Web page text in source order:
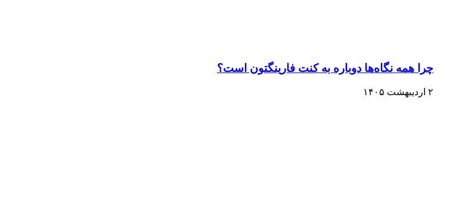
چرا همه نگاه‌ها دوباره به کنت فارینگتون است؟
۲ اردیبهشت ۱۴۰۵